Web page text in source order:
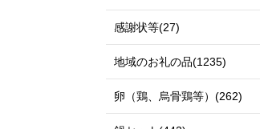
感謝状等(27)
地域のお礼の品(1235)
卵（鶏、烏骨鶏等）(262)